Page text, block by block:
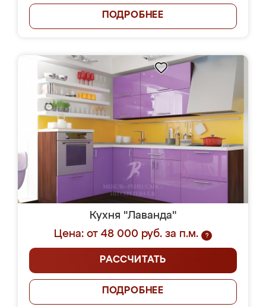
ПОДРОБНЕЕ
Кухня "Лаванда"
Цена: от 48 000 руб. за п.м.
?
РАССЧИТАТЬ
ПОДРОБНЕЕ